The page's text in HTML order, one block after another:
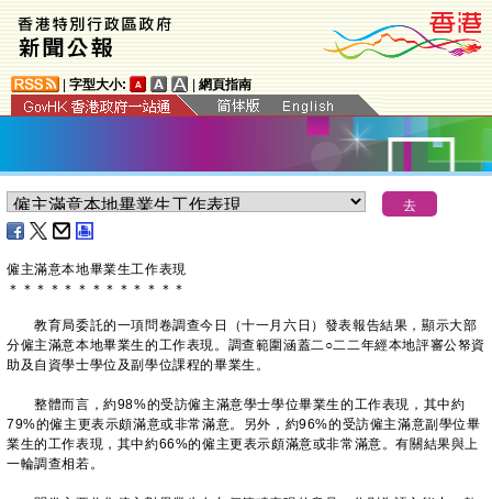
字型大小: 網頁指南
僱主滿意本地畢業生工作表現
＊ ＊ ＊ ＊ ＊ ＊ ＊ ＊ ＊ ＊ ＊ ＊ ＊
教育局委託的一項問卷調查今日（十一月六日）發表報告結果，顯示大部
分僱主滿意本地畢業生的工作表現。調查範圍涵蓋二○二二年經本地評審公帑資
助及自資學士學位及副學位課程的畢業生。
整體而言，約98%的受訪僱主滿意學士學位畢業生的工作表現，其中約
79%的僱主更表示頗滿意或非常滿意。另外，約96%的受訪僱主滿意副學位畢
業生的工作表現，其中約66%的僱主更表示頗滿意或非常滿意。有關結果與上
一輪調查相若。